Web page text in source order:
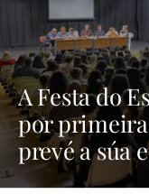
A Festa do
por primeira
prevé a súa